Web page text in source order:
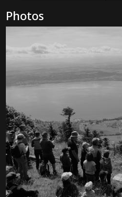
Photos